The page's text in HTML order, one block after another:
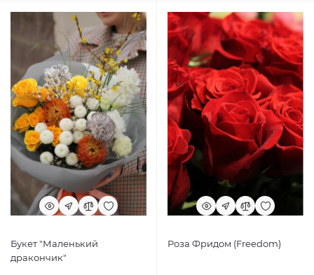
Букет "Маленький
дракончик"
Роза Фридом (Freedom)